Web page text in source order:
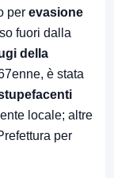
per evasione
fuori dalla
della
è stata
locale; altre
per